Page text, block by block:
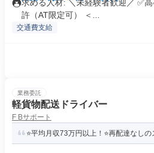
求める人材: ＼未経験者歓迎／ ✅
許（AT限定可） ＜...
交通費支給
業務委託
軽貨物配送ドライバー
F Bサポート
⭐平均月収73万円以上！⭐再配達なしの